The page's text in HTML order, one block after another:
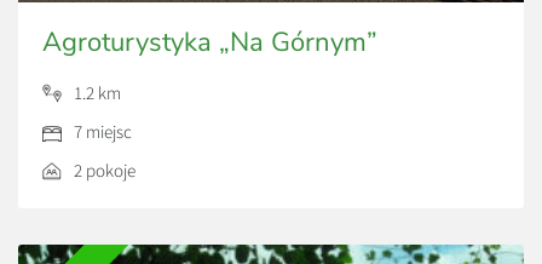
Agroturystyka „Na Górnym”
1.2 km
7 miejsc
2 pokoje